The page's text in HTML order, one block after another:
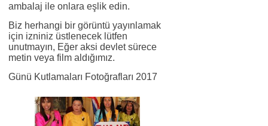
ambalaj ile onlara eşlik edin.
Biz herhangi bir görüntü yayınlamak
için izniniz üstlenecek lütfen
unutmayın, Eğer aksi devlet sürece
metin veya film aldığımız.
Günü Kutlamaları Fotoğrafları 2017